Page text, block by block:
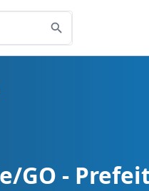
LetrasGO -